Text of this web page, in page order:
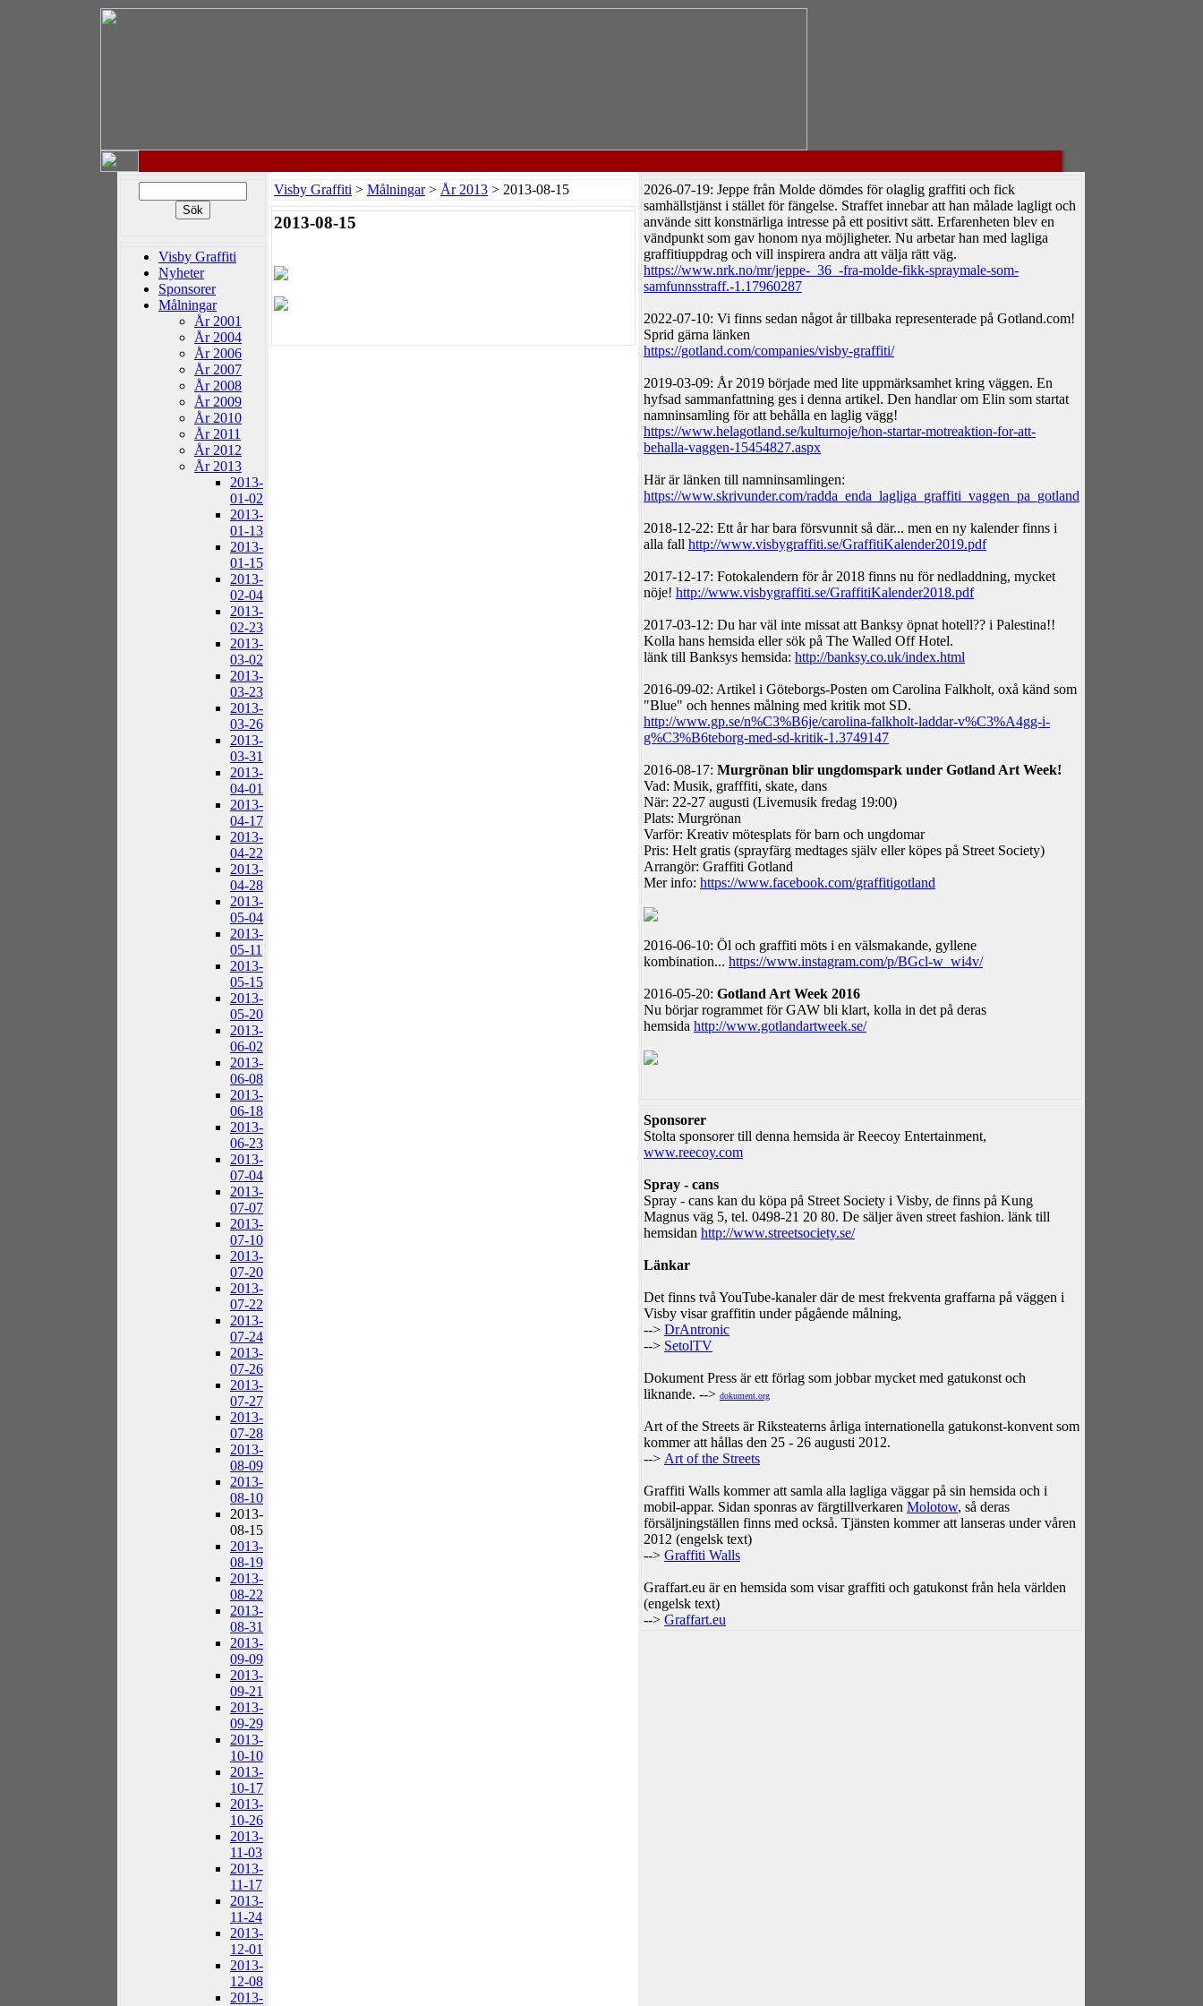
Visby Graffiti
Nyheter
Sponsorer
Målningar
År 2001
År 2004
År 2006
År 2007
År 2008
År 2009
År 2010
År 2011
År 2012
År 2013
2013-
01-02
2013-
01-13
2013-
01-15
2013-
02-04
2013-
02-23
2013-
03-02
2013-
03-23
2013-
03-26
2013-
03-31
2013-
04-01
2013-
04-17
2013-
04-22
2013-
04-28
2013-
05-04
2013-
05-11
2013-
05-15
2013-
05-20
2013-
06-02
2013-
06-08
2013-
06-18
2013-
06-23
2013-
07-04
2013-
07-07
2013-
07-10
2013-
07-20
2013-
07-22
2013-
07-24
2013-
07-26
2013-
07-27
2013-
07-28
2013-
08-09
2013-
08-10
2013-
08-15
2013-
08-19
2013-
08-22
2013-
08-31
2013-
09-09
2013-
09-21
2013-
09-29
2013-
10-10
2013-
10-17
2013-
10-26
2013-
11-03
2013-
11-17
2013-
11-24
2013-
12-01
2013-
12-08
2013-
Visby Graffiti > Målningar> År 2013 > 2013-08-15
2013-08-15
2026-07-19: Jeppe från Molde dömdes för olaglig graffiti och fick
samhällstjänst i stället för fängelse. Straffet innebar att han målade lagligt och
använde sitt konstnärliga intresse på ett positivt sätt. Erfarenheten blev en
vändpunkt som gav honom nya möjligheter. Nu arbetar han med lagliga
graffitiuppdrag och vill inspirera andra att välja rätt väg.
https://www.nrk.no/mr/jeppe-_36_-fra-molde-fikk-spraymale-som-
samfunnsstraff.-1.17960287
2022-07-10: Vi finns sedan något år tillbaka representerade på Gotland.com!
Sprid gärna länken
https://gotland.com/companies/visby-graffiti/
2019-03-09: År 2019 började med lite uppmärksamhet kring väggen. En
hyfsad sammanfattning ges i denna artikel. Den handlar om Elin som startat
namninsamling för att behålla en laglig vägg!
https://www.helagotland.se/kulturnoje/hon-startar-motreaktion-for-att-
behalla-vaggen-15454827.aspx
Här är länken till namninsamlingen:
https://www.skrivunder.com/radda_enda_lagliga_graffiti_vaggen_pa_gotland
2018-12-22: Ett år har bara försvunnit så där... men en ny kalender finns i
alla fall http://www.visbygraffiti.se/GraffitiKalender2019.pdf
2017-12-17: Fotokalendern för år 2018 finns nu för nedladdning, mycket
nöje! http://www.visbygraffiti.se/GraffitiKalender2018.pdf
2017-03-12: Du har väl inte missat att Banksy öpnat hotell?? i Palestina!!
Kolla hans hemsida eller sök på The Walled Off Hotel.
länk till Banksys hemsida: http://banksy.co.uk/index.html
2016-09-02: Artikel i Göteborgs-Posten om Carolina Falkholt, oxå känd som
"Blue" och hennes målning med kritik mot SD.
http://www.gp.se/n%C3%B6je/carolina-falkholt-laddar-v%C3%A4gg-i-
g%C3%B6teborg-med-sd-kritik-1.3749147
2016-08-17: Murgrönan blir ungdomspark under Gotland Art Week!
Vad: Musik, grafffiti, skate, dans
När: 22-27 augusti (Livemusik fredag 19:00)
Plats: Murgrönan
Varför: Kreativ mötesplats för barn och ungdomar
Pris: Helt gratis (sprayfärg medtages själv eller köpes på Street Society)
Arrangör: Graffiti Gotland
Mer info: https://www.facebook.com/graffitigotland
2016-06-10: Öl och graffiti möts i en välsmakande, gyllene
kombination... https://www.instagram.com/p/BGcl-w_wi4v/
2016-05-20: Gotland Art Week 2016
Nu börjar rogrammet för GAW bli klart, kolla in det på deras
hemsida http://www.gotlandartweek.se/
Sponsorer
Stolta sponsorer till denna hemsida är Reecoy Entertainment,
www.reecoy.com
Spray - cans
Spray - cans kan du köpa på Street Society i Visby, de finns på Kung
Magnus väg 5, tel. 0498-21 20 80. De säljer även street fashion. länk till
hemsidan http://www.streetsociety.se/
Länkar
Det finns två YouTube-kanaler där de mest frekventa graffarna på väggen i
Visby visar graffitin under pågående målning,
--> DrAntronic
--> SetolTV
Dokument Press är ett förlag som jobbar mycket med gatukonst och
liknande. --> dokument.org
Art of the Streets är Riksteaterns årliga internationella gatukonst-konvent som
kommer att hållas den 25 - 26 augusti 2012.
--> Art of the Streets
Graffiti Walls kommer att samla alla lagliga väggar på sin hemsida och i
mobil-appar. Sidan sponras av färgtillverkaren Molotow, så deras
försäljningställen finns med också. Tjänsten kommer att lanseras under våren
2012 (engelsk text)
--> Graffiti Walls
Graffart.eu är en hemsida som visar graffiti och gatukonst från hela världen
(engelsk text)
--> Graffart.eu